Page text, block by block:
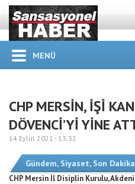
MENÜ
CHP MERSİN, İŞİ
DÖVENCİ’Yİ YİNE
14 Eylül 2021 - 13:32
Gündem, Siyaset, Son Dakika
CHP Mersin İl Disiplin Kurulu,